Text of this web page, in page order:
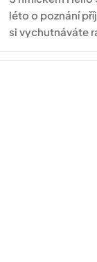
léto o poznání
si vychutnáváte
cappuccino na
odpolední